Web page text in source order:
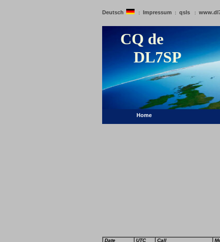
Deutsch : Impressum : qsls :
CQ de
DL7SP
Home
Date UTC Call